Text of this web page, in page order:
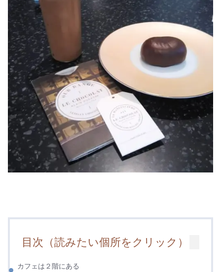
目次（読みたい個所をクリック）
カフェは２階にある